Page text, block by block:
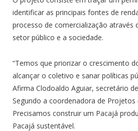
identificar as principais fontes de
processo de comercialização através
setor público e a sociedade.
“Temos que priorizar o crescimento
alcançar o coletivo e sanar políticas
Afirma Clodoaldo Aguiar, secretário
Segundo a coordenadora de Projetos
Precisamos construir um Pacajá
Pacajá sustentável.